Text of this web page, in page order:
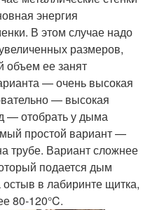
энергия
В этом случае надо
размеров,
объем ее занят
— очень высокая
— высокая
— отобрать у дыма
простой вариант —
трубе. Вариант сложнее
подается дым
в лабиринте щитка,
80-120°C.